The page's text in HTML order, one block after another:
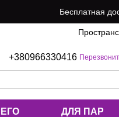
Бесплатная
+380966330416
ДЛЯ ПАР